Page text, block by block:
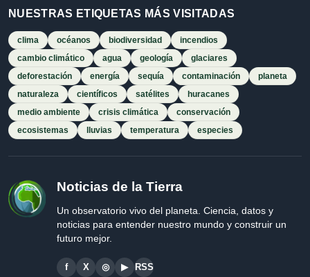
NUESTRAS ETIQUETAS MÁS VISITADAS
clima océanos biodiversidad
incendios
cambio climático
agua geología
glaciares
deforestación
energía sequía contaminación
planeta
naturaleza
científicos satélites
huracanes
medio ambiente
crisis climática
conservación
ecosistemas
lluvias temperatura especies
Noticias de la Tierra
Un observatorio vivo del planeta. Ciencia, datos y
noticias para entender nuestro mundo y construir un
futuro mejor.
f X ◎ ▶ RSS